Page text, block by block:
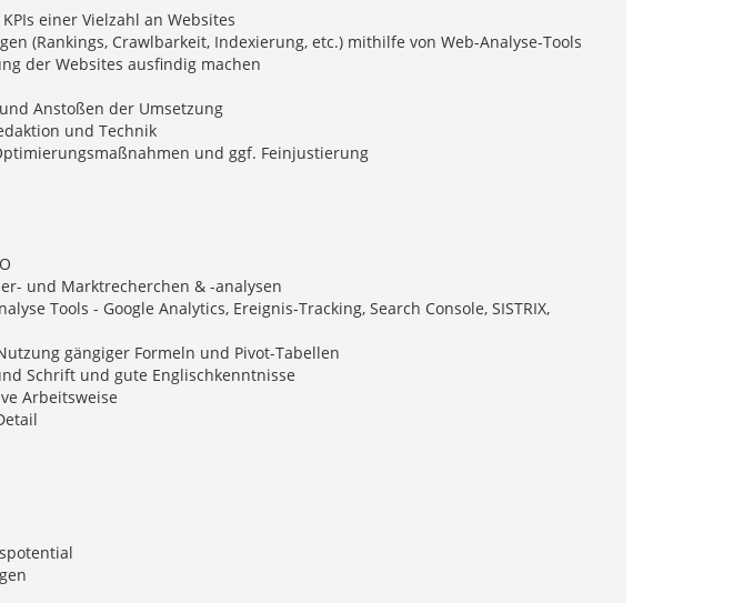
einer Vielzahl an Websites
(Rankings, Crawlbarkeit, Indexierung, etc.) mithilfe von Web-Analyse-Tools
der Websites ausfindig machen
Anstoßen der Umsetzung
und Technik
und ggf. Feinjustierung
und Marktrecherchen & -analysen
Tools - Google Analytics, Ereignis-Tracking, Search Console, SISTRIX,
gängiger Formeln und Pivot-Tabellen
Schrift und gute Englischkenntnisse
Arbeitsweise